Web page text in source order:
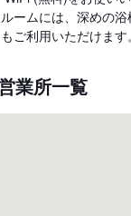
ームには、深めの
ご利用いただけます。
業所一覧